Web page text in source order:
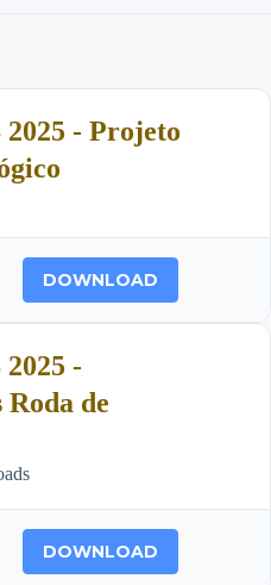
- Projeto
DOWNLOAD
-
de
DOWNLOAD